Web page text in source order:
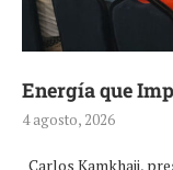
Energía que
4 agosto, 2026
Carlos Kamkhaji,